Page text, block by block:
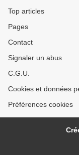
Top articles
Pages
Contact
Signaler un abus
C.G.U.
Cookies et données
Préférences cookies